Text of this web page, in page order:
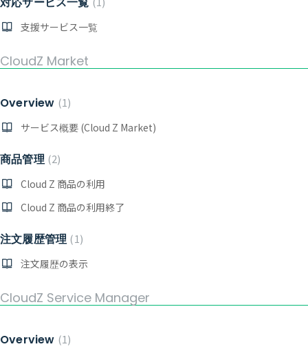
支援サービス一覧
CloudZ Market
Overview 1
サービス概要 (Cloud Z Market)
商品管理 2
Cloud Z 商品の利用
Cloud Z 商品の利用終了
注文履歴管理 1
注文履歴の表示
CloudZ Service Manager
Overview 1